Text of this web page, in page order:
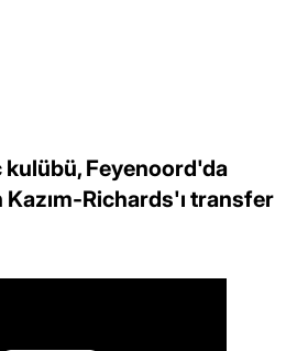
kulübü, Feyenoord'da
Richards'ı transfer